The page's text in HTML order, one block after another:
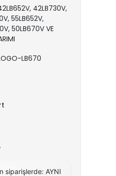
42LB730V,
55LB652V,
50LB670V VE
LB670
siparişlerde: AYNI